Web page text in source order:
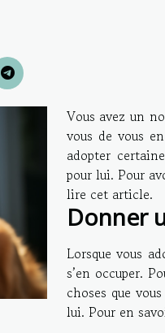
Vous avez un
vous de vous
adopter
pour lui. Pour
lire cet article.
Donner
Lorsque vous
s’en occuper.
choses que
lui. Pour en